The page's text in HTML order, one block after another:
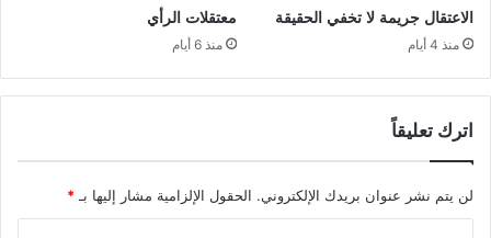
الاعتقال جريمة لا تخفي الحقيقة
منذ 4 أيام
معتقلات الرأي
منذ 6 أيام
اترك تعليقاً
لن يتم نشر عنوان بريدك الإلكتروني. الحقول الإلزامية مشار إليها بـ *